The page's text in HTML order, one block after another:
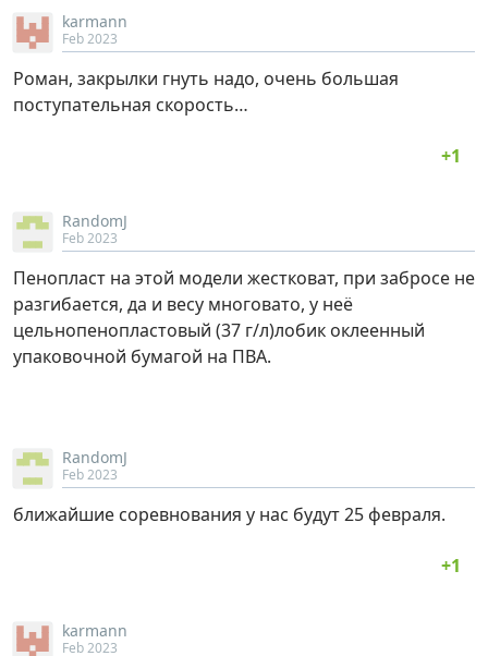
karmann
Feb 2023
Роман, закрылки гнуть надо, очень большая
поступательная скорость…
RandomJ
Feb 2023
Пенопласт на этой модели жестковат, при забросе не
разгибается, да и весу многовато, у неё
цельнопенопластовый (37 г/л)лобик оклеенный
упаковочной бумагой на ПВА.
RandomJ
Feb 2023
ближайшие соревнования у нас будут 25 февраля.
karmann
Feb 2023